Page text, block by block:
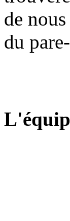
de
du